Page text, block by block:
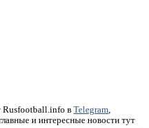
Rusfootball.info в Telegram
главные и интересные новости тут